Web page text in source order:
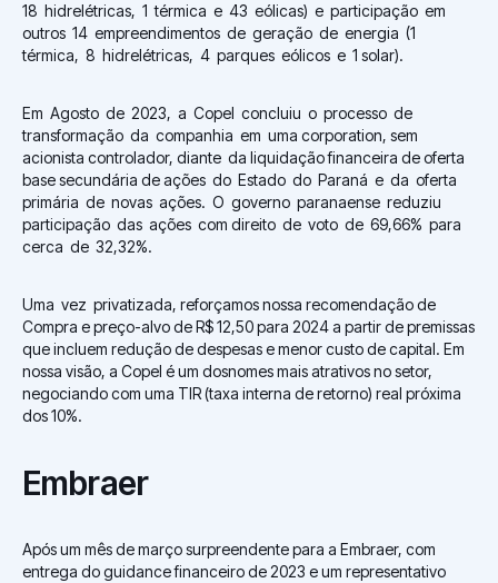
18 hidrelétricas, 1 térmica e 43 eólicas) e participação em
outros 14 empreendimentos de geração de energia (1
térmica, 8 hidrelétricas, 4 parques eólicos e 1 solar).
Em Agosto de 2023, a Copel concluiu o processo de
transformação da companhia em uma corporation, sem
acionista controlador, diante da liquidação financeira de oferta
base secundária de ações do Estado do Paraná e da oferta
primária de novas ações. O governo paranaense reduziu
participação das ações com direito de voto de 69,66% para
cerca de 32,32%.
Uma vez privatizada, reforçamos nossa recomendação de
Compra e preço-alvo de R$ 12,50 para 2024 a partir de premissas
que incluem redução de despesas e menor custo de capital. Em
nossa visão, a Copel é um dosnomes mais atrativos no setor,
negociando com uma TIR (taxa interna de retorno) real próxima
dos 10%.
Embraer
Após um mês de março surpreendente para a Embraer, com
entrega do guidance financeiro de 2023 e um representativo